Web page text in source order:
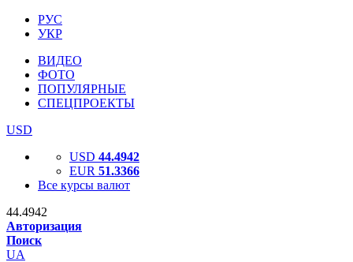
РУС
УКР
ВИДЕО
ФОТО
ПОПУЛЯРНЫЕ
СПЕЦПРОЕКТЫ
USD
USD 44.4942
EUR 51.3366
Все курсы валют
44.4942
Авторизация
Поиск
UA